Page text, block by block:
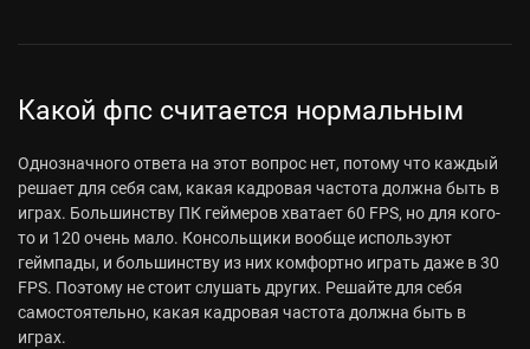
Какой фпс считается нормальным
Однозначного ответа на этот вопрос нет, потому что каждый
решает для себя сам, какая кадровая частота должна быть в
играх. Большинству ПК геймеров хватает 60 FPS, но для кого-
то и 120 очень мало. Консольщики вообще используют
геймпады, и большинству из них комфортно играть даже в 30
FPS. Поэтому не стоит слушать других. Решайте для себя
самостоятельно, какая кадровая частота должна быть в
играх.